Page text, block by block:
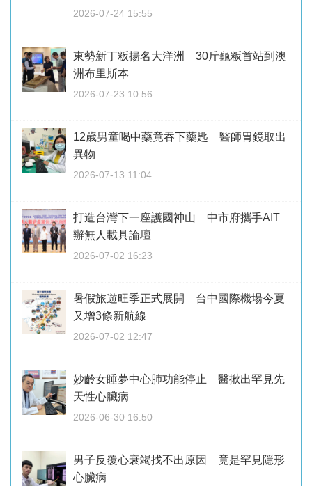
2026-07-24 15:55
東勢新丁粄揚名大洋洲 30斤龜粄首站到澳
洲布里斯本
2026-07-23 10:56
12歲男童喝中藥竟吞下藥匙 醫師胃鏡取出
異物
2026-07-13 11:04
打造台灣下一座護國神山 中市府攜手AIT
辦無人載具論壇
2026-07-02 16:23
暑假旅遊旺季正式展開 台中國際機場今夏
又增3條新航線
2026-07-02 12:47
妙齡女睡夢中心肺功能停止 醫揪出罕見先
天性心臟病
2026-06-30 16:50
男子反覆心衰竭找不出原因 竟是罕見隱形
心臟病